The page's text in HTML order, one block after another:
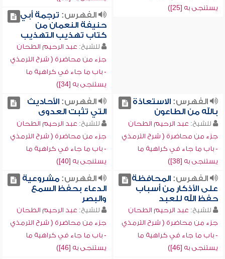
يستنجى به [25])
الفهرس: ترجمة أبي
حنيفة النعمان من
كتاب تهذيب التهذيب
للشيخ: عبد الرحيم الطحان
جزء من محاضرة ( شرح الترمذي
- باب ما جاء في كراهية ما
يستنجى به [34])
الفهرس:الاستعاذة
بالله من الطاعون
للشيخ: عبد الرحيم الطحان
جزء من محاضرة ( شرح الترمذي
- باب ما جاء في كراهية ما
يستنجى به [38])
الفهرس:الأحاديث
التي تثبت العدوى
للشيخ: عبد الرحيم الطحان
جزء من محاضرة ( شرح الترمذي
- باب ما جاء في كراهية ما
يستنجى به [40])
الفهرس:المحافظة
على الأذكار من أسباب
حفظ الله للعبد
للشيخ: عبد الرحيم الطحان
جزء من محاضرة ( شرح الترمذي
- باب ما جاء في كراهية ما
يستنجى به [46])
الفهرس:مشروعية
الدعاء بحفظ السمع
والبصر
للشيخ: عبد الرحيم الطحان
جزء من محاضرة ( شرح الترمذي
- باب ما جاء في كراهية ما
يستنجى به [46])